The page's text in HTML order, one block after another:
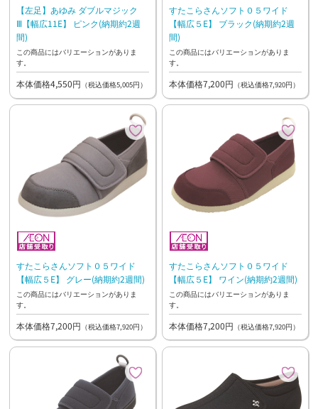
【左足】あゆみ ダブルマジック
Ⅲ【幅広11E】 ピンク(納期約2週
間)
この商品にはバリエーションがありま
す。
本体価格4,550円 （税込価格5,005円）
すたこらさんソフト０５ワイド
【幅広５E】 ブラック(納期約2週
間)
この商品にはバリエーションがありま
す。
本体価格7,200円 （税込価格7,920円）
すたこらさんソフト０５ワイド
【幅広５E】 グレー(納期約2週間)
この商品にはバリエーションがありま
す。
本体価格7,200円 （税込価格7,920円）
すたこらさんソフト０５ワイド
【幅広５E】 ワイン(納期約2週間)
この商品にはバリエーションがありま
す。
本体価格7,200円 （税込価格7,920円）